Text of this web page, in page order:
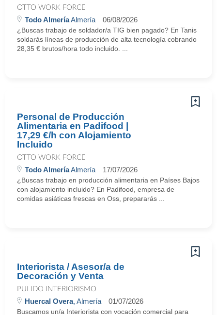
OTTO WORK FORCE
Todo AlmeríaAlmería 06/08/2026
¿Buscas trabajo de soldador/a TIG bien pagado? En Tanis
soldarás líneas de producción de alta tecnología cobrando
28,35 € brutos/hora todo incluido. ...
Personal de Producción
Alimentaria en Padifood |
17,29 €/h con Alojamiento
Incluido
OTTO WORK FORCE
Todo AlmeríaAlmería 17/07/2026
¿Buscas trabajo en producción alimentaria en Países Bajos
con alojamiento incluido? En Padifood, empresa de
comidas asiáticas frescas en Oss, prepararás ...
Interiorista / Asesor/a de
Decoración y Venta
PULIDO INTERIORISMO
Huercal Overa, Almería 01/07/2026
Buscamos un/a Interiorista con vocación comercial para